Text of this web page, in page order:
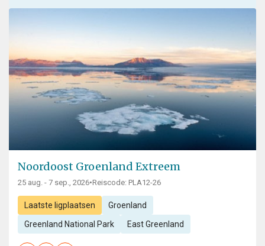
Noordoost Groenland Extreem
25 aug. - 7 sep., 2026•Reiscode: PLA12-26
Laatste ligplaatsen Groenland
Greenland National Park East Greenland